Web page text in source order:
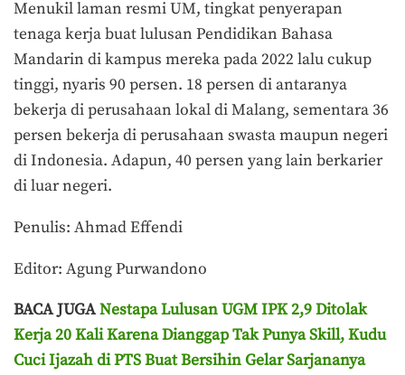
Menukil laman resmi UM, tingkat penyerapan
tenaga kerja buat lulusan Pendidikan Bahasa
Mandarin di kampus mereka pada 2022 lalu cukup
tinggi, nyaris 90 persen. 18 persen di antaranya
bekerja di perusahaan lokal di Malang, sementara 36
persen bekerja di perusahaan swasta maupun negeri
di Indonesia. Adapun, 40 persen yang lain berkarier
di luar negeri.
Penulis: Ahmad Effendi
Editor: Agung Purwandono
BACA JUGANestapa Lulusan UGM IPK 2,9 Ditolak
Kerja 20 Kali Karena Dianggap Tak Punya Skill, Kudu
Cuci Ijazah di PTS Buat Bersihin Gelar Sarjananya